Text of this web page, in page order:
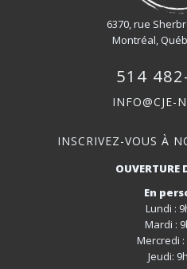
6370, rue
Montréal,
514
INFO@CJE-
INSCRIVEZ-VOUS À
OUVERTURE
En
Lundi :
Mardi :
Mercredi :
Jeudi: